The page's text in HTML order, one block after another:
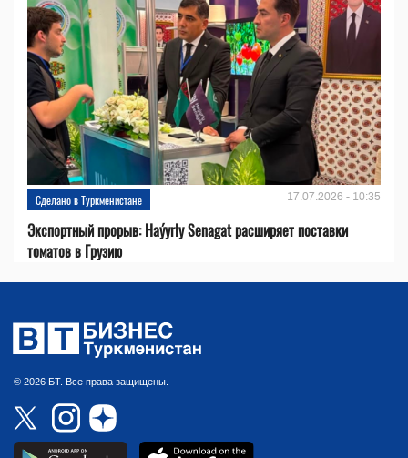
Сделано в Туркменистане 17.07.2026 - 10:35
Экспортный прорыв: Haýyrly Senagat расширяет поставки
томатов в Грузию
© 2026 БТ. Все права защищены.